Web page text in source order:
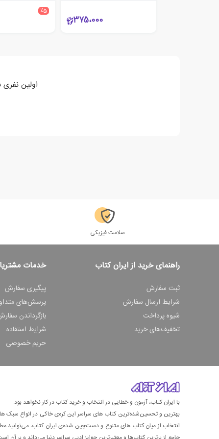
375،000
٪5
اولین
سلامت فیزیکی
راهنمای خرید از ایران کتاب
ثبت سفارش
شرایط ارسال سفارش
شیوه پرداخت
تخفیف‌های خرید
خدمات
پیگیری سفارش
پرسش‌های
بازگرداندن
شرایط استفاده
حریم خصوصی
با ایران کتاب، آزمون و خطایی در انتخاب و خرید کتاب در کار نخواهد بود.
بهترین و تحسین‌شده‌ترین کتاب‌ های سراسر این کره‌ی خاکی در انواع سبک
انتخاب از میان کتاب های متنوع و دست‌چین شده‌ی ایران کتاب، می‌توانید